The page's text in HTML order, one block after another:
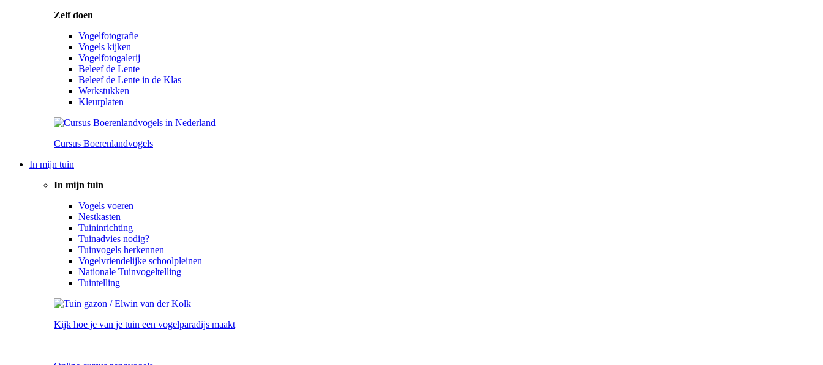
Zelf doen
Vogelfotografie
Vogels kijken
Vogelfotogalerij
Beleef de Lente
Beleef de Lente in de Klas
Werkstukken
Kleurplaten
Cursus Boerenlandvogels
In mijn tuin
In mijn tuin
Vogels voeren
Nestkasten
Tuininrichting
Tuinadvies nodig?
Tuinvogels herkennen
Vogelvriendelijke schoolpleinen
Nationale Tuinvogeltelling
Tuintelling
Kijk hoe je van je tuin een vogelparadijs maakt